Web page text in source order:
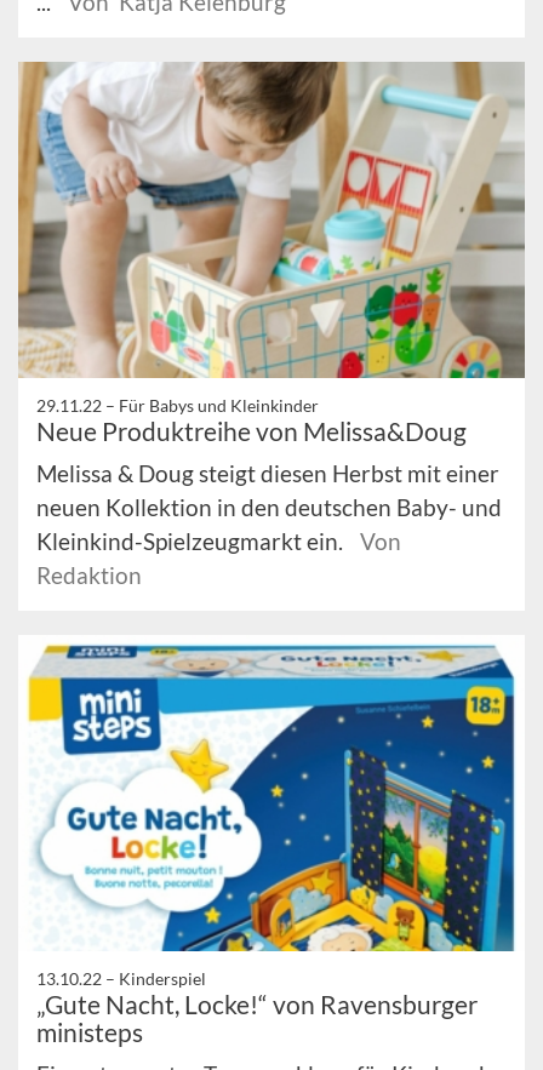
29.11.22 – Für Babys und Kleinkinder
Neue Produktreihe von Melissa&Doug
Melissa & Doug steigt diesen Herbst mit einer
neuen Kollektion in den deutschen Baby- und
Kleinkind-Spielzeugmarkt ein.
Von
Redaktion
13.10.22 – Kinderspiel
„Gute Nacht, Locke!“ von Ravensburger
ministeps